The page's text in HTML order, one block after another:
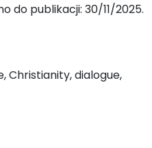
do publikacji: 30/11/2025.
Christianity, dialogue,